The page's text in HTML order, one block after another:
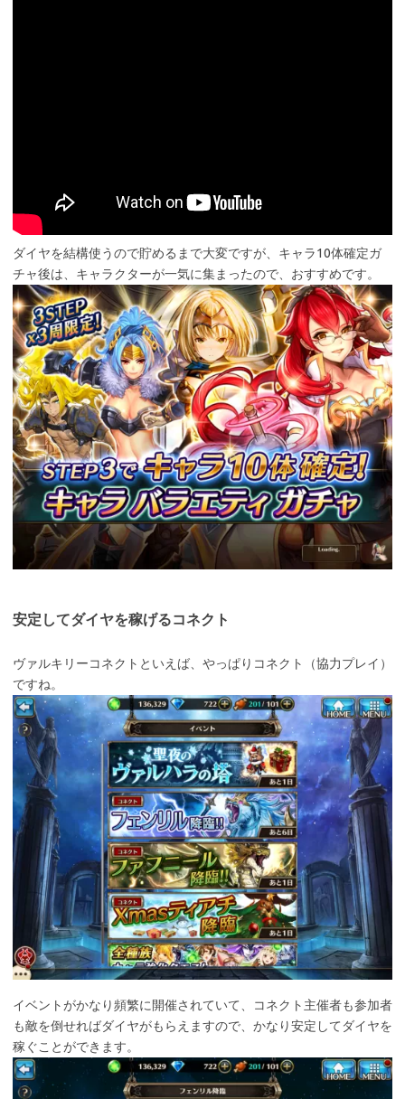
ダイヤを結構使うので貯めるまで大変ですが、キャラ10体確定ガ
チャ後は、キャラクターが一気に集まったので、おすすめです。
安定してダイヤを稼げるコネクト
ヴァルキリーコネクトといえば、やっぱりコネクト（協力プレイ）
ですね。
イベントがかなり頻繁に開催されていて、コネクト主催者も参加者
も敵を倒せればダイヤがもらえますので、かなり安定してダイヤを
稼ぐことができます。